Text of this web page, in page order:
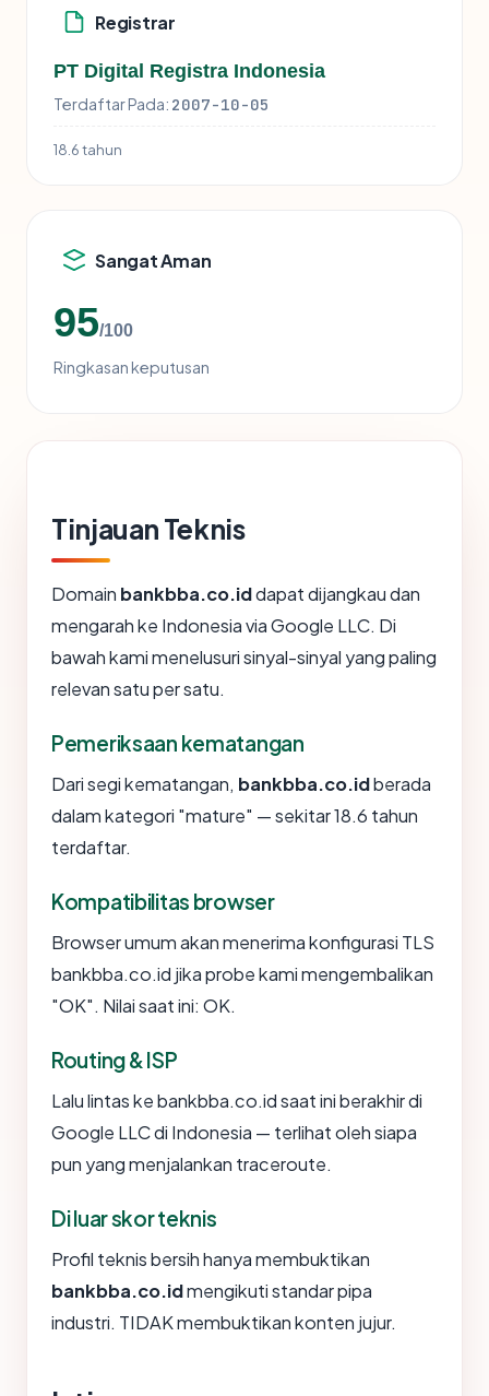
Registrar
PT Digital Registra Indonesia
Terdaftar Pada: 2007-10-05
18.6 tahun
Sangat Aman
95/100
Ringkasan keputusan
Tinjauan Teknis
Domain bankbba.co.iddapat dijangkau dan
mengarah ke Indonesia via Google LLC. Di
bawah kami menelusuri sinyal-sinyal yang paling
relevan satu per satu.
Pemeriksaan kematangan
Dari segi kematangan, bankbba.co.idberada
dalam kategori "mature" — sekitar 18.6 tahun
terdaftar.
Kompatibilitas browser
Browser umum akan menerima konfigurasi TLS
bankbba.co.id jika probe kami mengembalikan
"OK". Nilai saat ini: OK.
Routing & ISP
Lalu lintas ke bankbba.co.id saat ini berakhir di
Google LLC di Indonesia — terlihat oleh siapa
pun yang menjalankan traceroute.
Di luar skor teknis
Profil teknis bersih hanya membuktikan
bankbba.co.idmengikuti standar pipa
industri. TIDAK membuktikan konten jujur.